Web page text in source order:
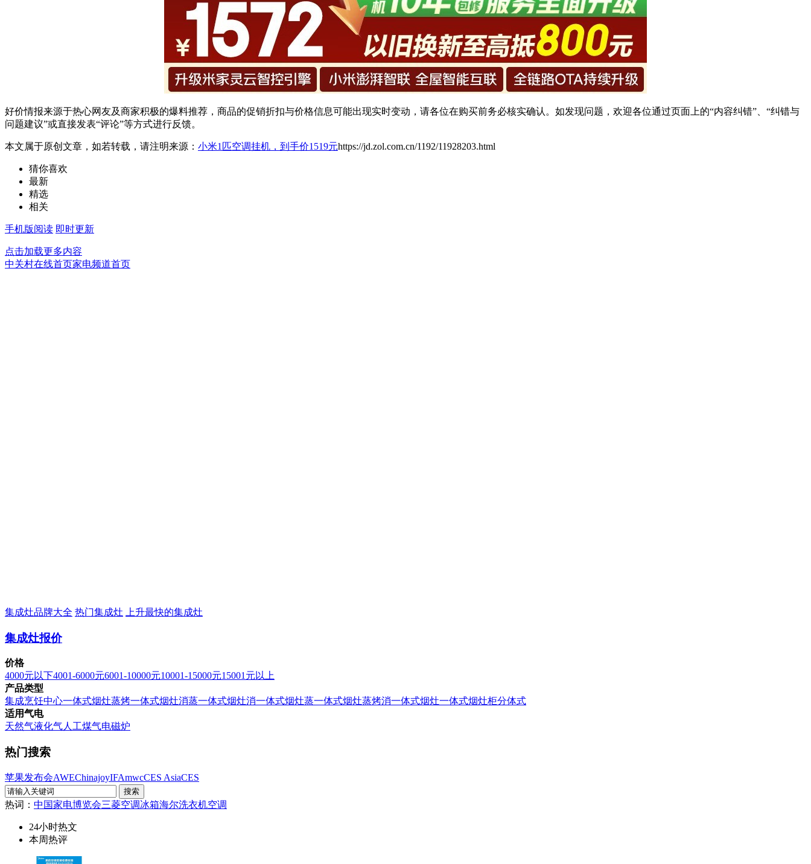
好价情报来源于热心网友及商家积极的爆料推荐，商品的促销折扣与价格信息可能出现实时变动，请各位在购买前务必核实确认。如发现问题，欢迎各位通过页面上的“内容纠错”、“纠错与
问题建议”或直接发表“评论”等方式进行反馈。
本文属于原创文章，如若转载，请注明来源： 小米1匹空调挂机，到手价1519元https://jd.zol.com.cn/1192/11928203.html
猜你喜欢
最新
精选
相关
手机版阅读 即时更新
点击加载更多内容
中关村在线首页家电频道首页
集成灶品牌大全 热门集成灶 上升最快的集成灶
集成灶报价
价格
4000元以下4001-6000元6001-10000元10001-15000元15001元以上
产品类型
集成烹饪中心一体式烟灶蒸烤一体式烟灶消蒸一体式烟灶消一体式烟灶蒸一体式烟灶蒸烤消一体式烟灶一体式烟灶柜分体式
适用气电
天然气液化气人工煤气电磁炉
热门搜索
苹果发布会AWEChinajoyIFAmwcCES AsiaCES
热词： 中国家电博览会三菱空调冰箱海尔洗衣机空调
24小时热文
本周热评